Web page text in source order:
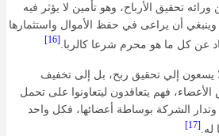
تحقيق الأرباح، وهو تأمين لا يؤثر فيه
أن يراعى في حفظ الأموال واستثمارها
عن كل ما هو محرم شرعا كالربا.
يسعون إلي تحقيق ربح، بل إلى تخفيف
فهم يتعاقدون ليتعاونوا على تحمل
الشركة بوساطة أعضائها، فكل واحد